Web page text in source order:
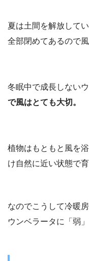
夏は土間を解放して
全部閉めてあるので
冬眠中で成長しない
で風はとても大切。
植物はもともと風を
け自然に近い状態で
なのでこうして冷暖
ウンベラータに「弱